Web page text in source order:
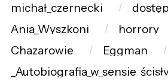
michał_czernecki
Ania_Wyszkoni
horrory
Chazarowie
Eggman